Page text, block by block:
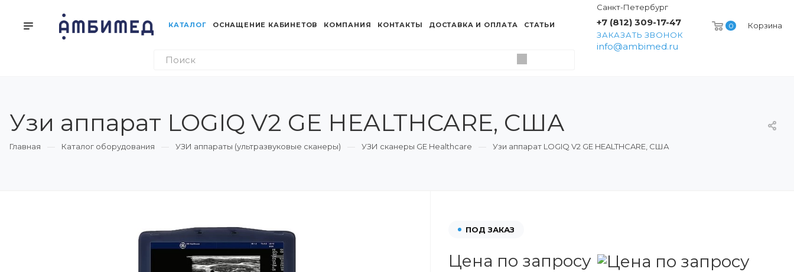
0 Корзина
Санкт-Петербург
+7 (812) 309-17-47
ЗАКАЗАТЬ ЗВОНОК
info@ambimed.ru
КАТАЛОГ ОСНАЩЕНИЕ КАБИНЕТОВ КОМПАНИЯ КОНТАКТЫ ДОСТАВКА И ОПЛАТА СТАТЬИ
Узи аппарат LOGIQ V2 GE HEALTHCARE, США
Главная Каталог оборудования УЗИ аппараты (ультразвуковые сканеры) УЗИ сканеры GE Healthcare Узи аппарат LOGIQ V2 GE HEALTHCARE, США
ПОД ЗАКАЗ
Цена по запросу